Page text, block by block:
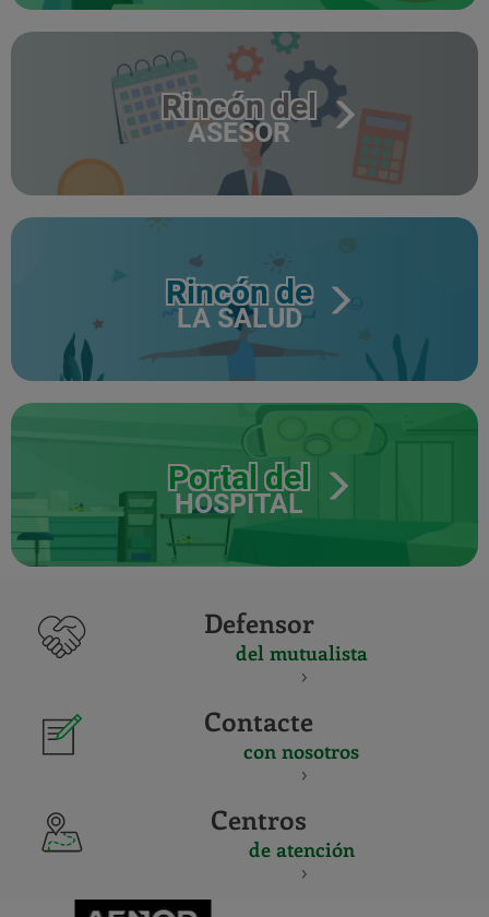
Rincón del
ASESOR
Rincón de
LA SALUD
Portal del
HOSPITAL
Defensor
del mutualista
Contacte
con nosotros
Centros
de atención